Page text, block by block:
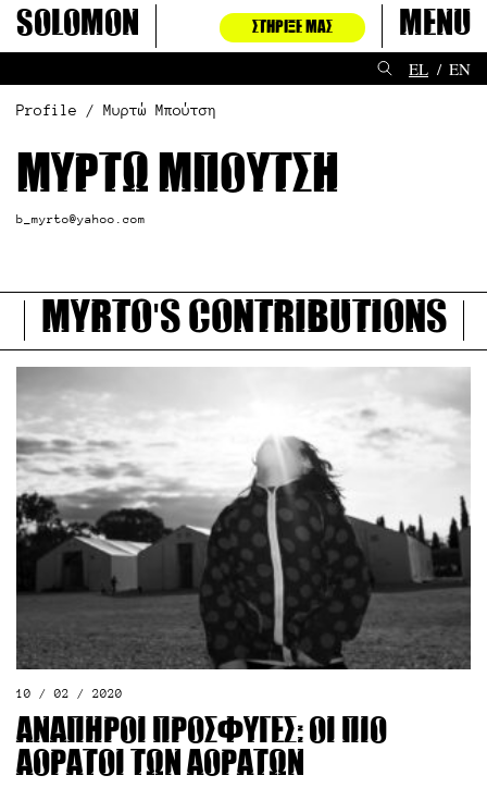
Μετάβαση
στοSolomon ΣΤΉΡΙΞΈ ΜΑΣ Menu
EL EN
Profile / Μυρτώ Μπούτση
Μυρτώ Μπούτση
b_myrto@yahoo.com
Myrto's contributions
10 / 02 / 2020
Ανάπηροι πρόσφυγες: οι πιο
αόρατοι των αοράτων